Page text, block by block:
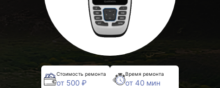
Стоимость ремонта
от 500 ₽
Время ремонта
от 40 мин